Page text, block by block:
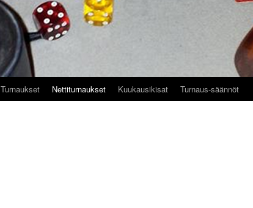
Turnaukset Nettiturnaukset Kuukausikisat Turnaus-säännöt